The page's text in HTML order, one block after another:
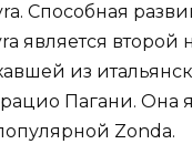
Способная
является второй
из
Пагани. Она
Zonda.